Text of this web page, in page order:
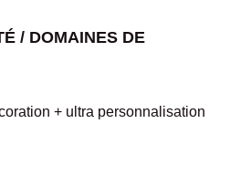
/ DOMAINES DE
+ ultra personnalisation